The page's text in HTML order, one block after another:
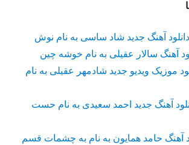
دانلود آهنگ جدید شاد ساسی به نام نوش
آهنگ سالار عقیلی به نام خوشه چین
موزیک ویدیو جدید شادمهر عقیلی به نام
آهنگ جدید احمد سعیدی به نام حست
آهنگ حامد همایون به نام به چشمات قسم